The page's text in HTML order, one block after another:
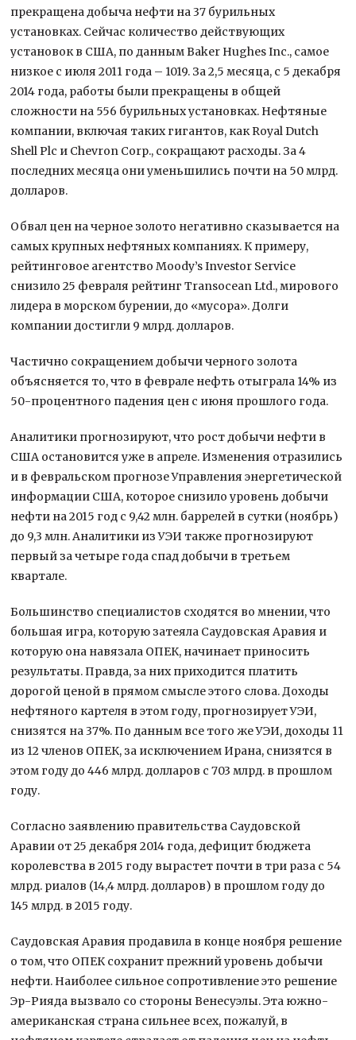
прекращена добыча нефти на 37 бурильных
установках. Сейчас количество действующих
установок в США, по данным Baker Hughes Inc., самое
низкое с июля 2011 года – 1019. За 2,5 месяца, с 5 декабря
2014 года, работы были прекращены в общей
сложности на 556 бурильных установках. Нефтяные
компании, включая таких гигантов, как Royal Dutch
Shell Plc и Chevron Corp., сокращают расходы. За 4
последних месяца они уменьшились почти на 50 млрд.
долларов.
Обвал цен на черное золото негативно сказывается на
самых крупных нефтяных компаниях. К примеру,
рейтинговое агентство Moody’s Investor Service
снизило 25 февраля рейтинг Transocean Ltd., мирового
лидера в морском бурении, до «мусора». Долги
компании достигли 9 млрд. долларов.
Частично сокращением добычи черного золота
объясняется то, что в феврале нефть отыграла 14% из
50-процентного падения цен с июня прошлого года.
Аналитики прогнозируют, что рост добычи нефти в
США остановится уже в апреле. Изменения отразились
и в февральском прогнозе Управления энергетической
информации США, которое снизило уровень добычи
нефти на 2015 год с 9,42 млн. баррелей в сутки (ноябрь)
до 9,3 млн. Аналитики из УЭИ также прогнозируют
первый за четыре года спад добычи в третьем
квартале.
Большинство специалистов сходятся во мнении, что
большая игра, которую затеяла Саудовская Аравия и
которую она навязала ОПЕК, начинает приносить
результаты. Правда, за них приходится платить
дорогой ценой в прямом смысле этого слова. Доходы
нефтяного картеля в этом году, прогнозирует УЭИ,
снизятся на 37%. По данным все того же УЭИ, доходы 11
из 12 членов ОПЕК, за исключением Ирана, снизятся в
этом году до 446 млрд. долларов с 703 млрд. в прошлом
году.
Согласно заявлению правительства Саудовской
Аравии от 25 декабря 2014 года, дефицит бюджета
королевства в 2015 году вырастет почти в три раза с 54
млрд. риалов (14,4 млрд. долларов) в прошлом году до
145 млрд. в 2015 году.
Саудовская Аравия продавила в конце ноября решение
о том, что ОПЕК сохранит прежний уровень добычи
нефти. Наиболее сильное сопротивление это решение
Эр-Рияда вызвало со стороны Венесуэлы. Эта южно-
американская страна сильнее всех, пожалуй, в